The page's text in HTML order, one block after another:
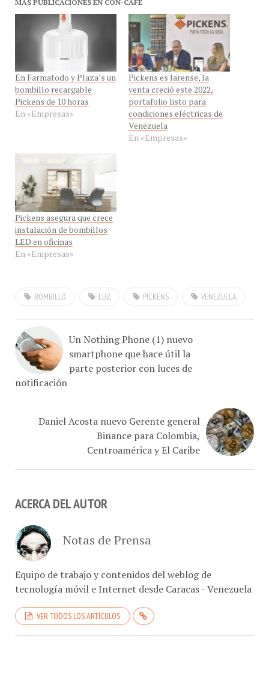
En Farmatodo y Plaza’s un
bombillo recargable
Pickens de 10 horas
En «Empresas»
Pickens es larense, la
venta creció este 2022,
portafolio listo para
condiciones eléctricas de
Venezuela
En «Empresas»
Pickens asegura que crece
instalación de bombillos
LED en oficinas
En «Empresas»
smartphone que hace útil la
parte posterior con luces de
notificación
Binance para Colombia,
Centroamérica y El Caribe
Equipo de trabajo y contenidos del weblog de
tecnología móvil e Internet desde Caracas - Venezuela